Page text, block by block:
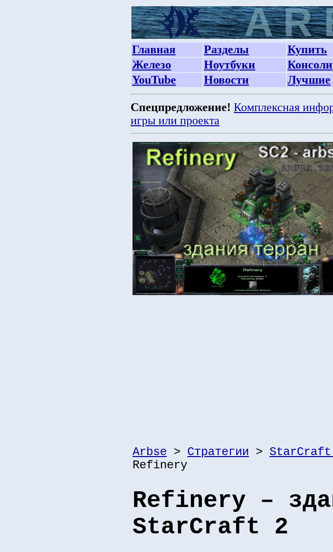
Главная Разделы Купить
Железо
Ноутбуки Консоли
YouTube
Новости Лучшие
Спецпредложение! Комплексная
игры или проекта
Arbse > Стратегии >
Refinery
Refinery –
StarCraft 2